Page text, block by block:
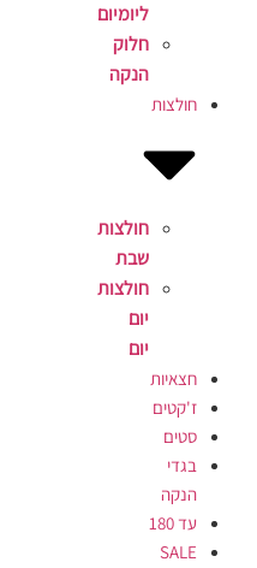
ליומיום
חלוק
הנקה
חולצות
חולצות
שבת
חולצות
יום
יום
חצאיות
ז'קטים
סטים
בגדי
הנקה
עד 180
SALE